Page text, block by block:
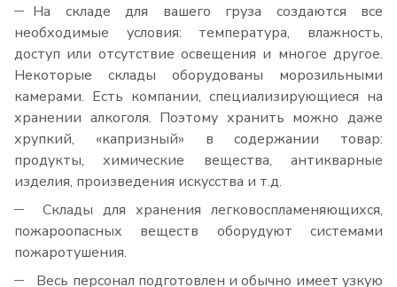
На складе для вашего груза создаются все
необходимые условия: температура, влажность,
доступ или отсутствие освещения и многое другое.
Некоторые склады оборудованы морозильными
камерами. Есть компании, специализирующиеся на
хранении алкоголя. Поэтому хранить можно даже
хрупкий, «капризный» в содержании товар:
продукты, химические вещества, антикварные
изделия, произведения искусства и т.д.
Склады для хранения легковоспламеняющихся,
пожароопасных веществ оборудуют системами
пожаротушения.
Весь персонал подготовлен и обычно имеет узкую